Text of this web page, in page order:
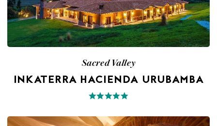
Sacred Valley
INKATERRA HACIENDA URUBAMBA